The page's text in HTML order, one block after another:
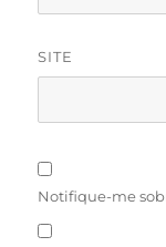
SITE
Notifique-me